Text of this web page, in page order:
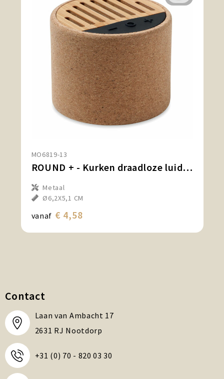
MO6819-13
ROUND + - Kurken draadloze luidspreker
Metaal
Ø6,2X5,1 CM
vanaf € 4,58
Contact
Laan van Ambacht 17
2631 RJ Nootdorp
+31 (0) 70 - 820 03 30